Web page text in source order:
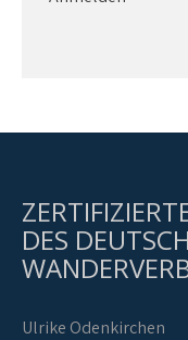
DES
Ulrike Odenkirchen